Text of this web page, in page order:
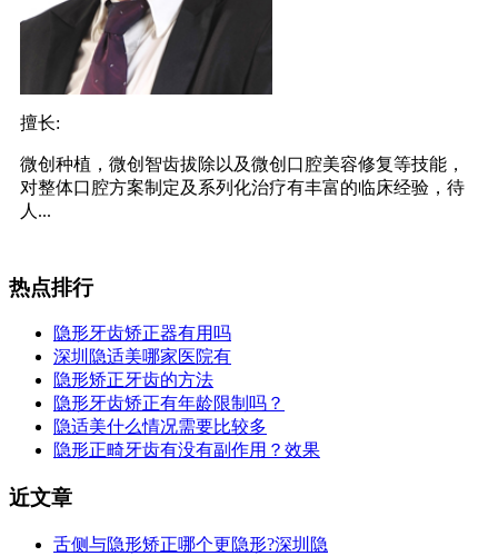
擅长:
微创种植，微创智齿拔除以及微创口腔美容修复等技能，
对整体口腔方案制定及系列化治疗有丰富的临床经验，待
人...
热点排行
隐形牙齿矫正器有用吗
深圳隐适美哪家医院有
隐形矫正牙齿的方法
隐形牙齿矫正有年龄限制吗？
隐适美什么情况需要比较多
隐形正畸牙齿有没有副作用？效果
近文章
舌侧与隐形矫正哪个更隐形?深圳隐